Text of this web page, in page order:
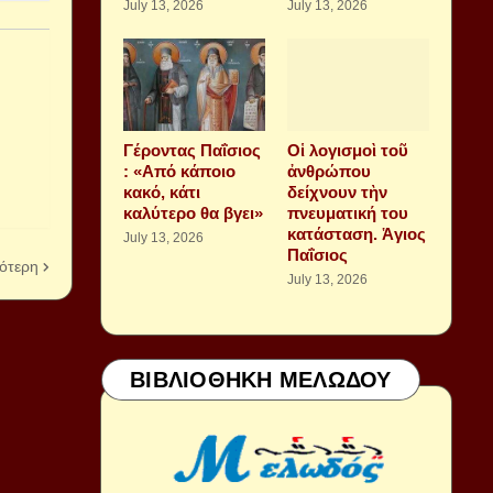
July 13, 2026 July 13, 2026
Γέροντας Παΐσιος
: «Από κάποιο
κακό, κάτι
καλύτερο θα βγει»
July 13, 2026
Οἱ λογισμοὶ τοῦ
ἀνθρώπου
δείχνουν τὴν
πνευματική του
κατάσταση. Ἁγιος
Παΐσιος
July 13, 2026
ΒΙΒΛΙΟΘΗΚΗ ΜΕΛΩΔΟΥ